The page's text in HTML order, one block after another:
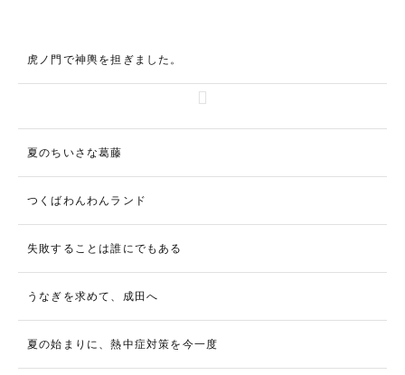
虎ノ門で神輿を担ぎました。
夏のちいさな葛藤
つくばわんわんランド
失敗することは誰にでもある
うなぎを求めて、成田へ
夏の始まりに、熱中症対策を今一度